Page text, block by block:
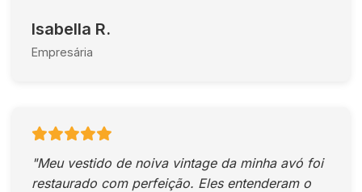
Isabella R.
Empresária
"Meu vestido de noiva vintage da minha avó foi
restaurado com perfeição. Eles entenderam o